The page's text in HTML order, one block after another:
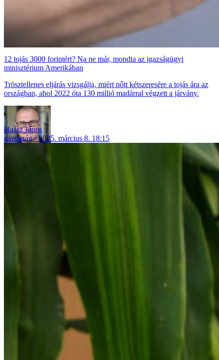
12 tojás 3000 forintért? Na ne már, mondta az igazságügyi
minisztérium Amerikában
Trösztellenes eljárás vizsgálja, miért nőtt kétszeresére a tojás ára az
országban, ahol 2022 óta 130 millió madárral végzett a járvány.
Haász János
gazdaság
2025. március 8. 18:15